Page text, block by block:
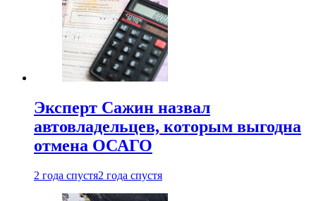
Эксперт Сажин назвал
автовладельцев, которым выгодна
отмена ОСАГО
2 года спустя2 года спустя